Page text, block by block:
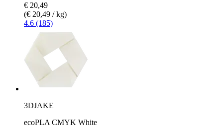
€ 20,49
(€ 20,49 / kg)
4.6 (185)
3DJAKE
ecoPLA CMYK White